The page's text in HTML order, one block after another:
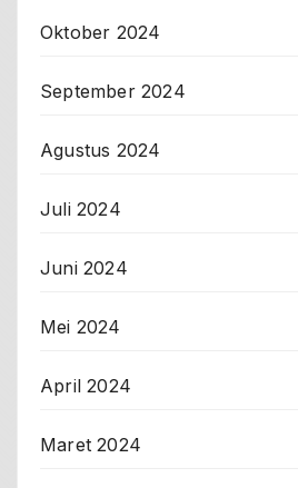
Oktober 2024
September 2024
Agustus 2024
Juli 2024
Juni 2024
Mei 2024
April 2024
Maret 2024